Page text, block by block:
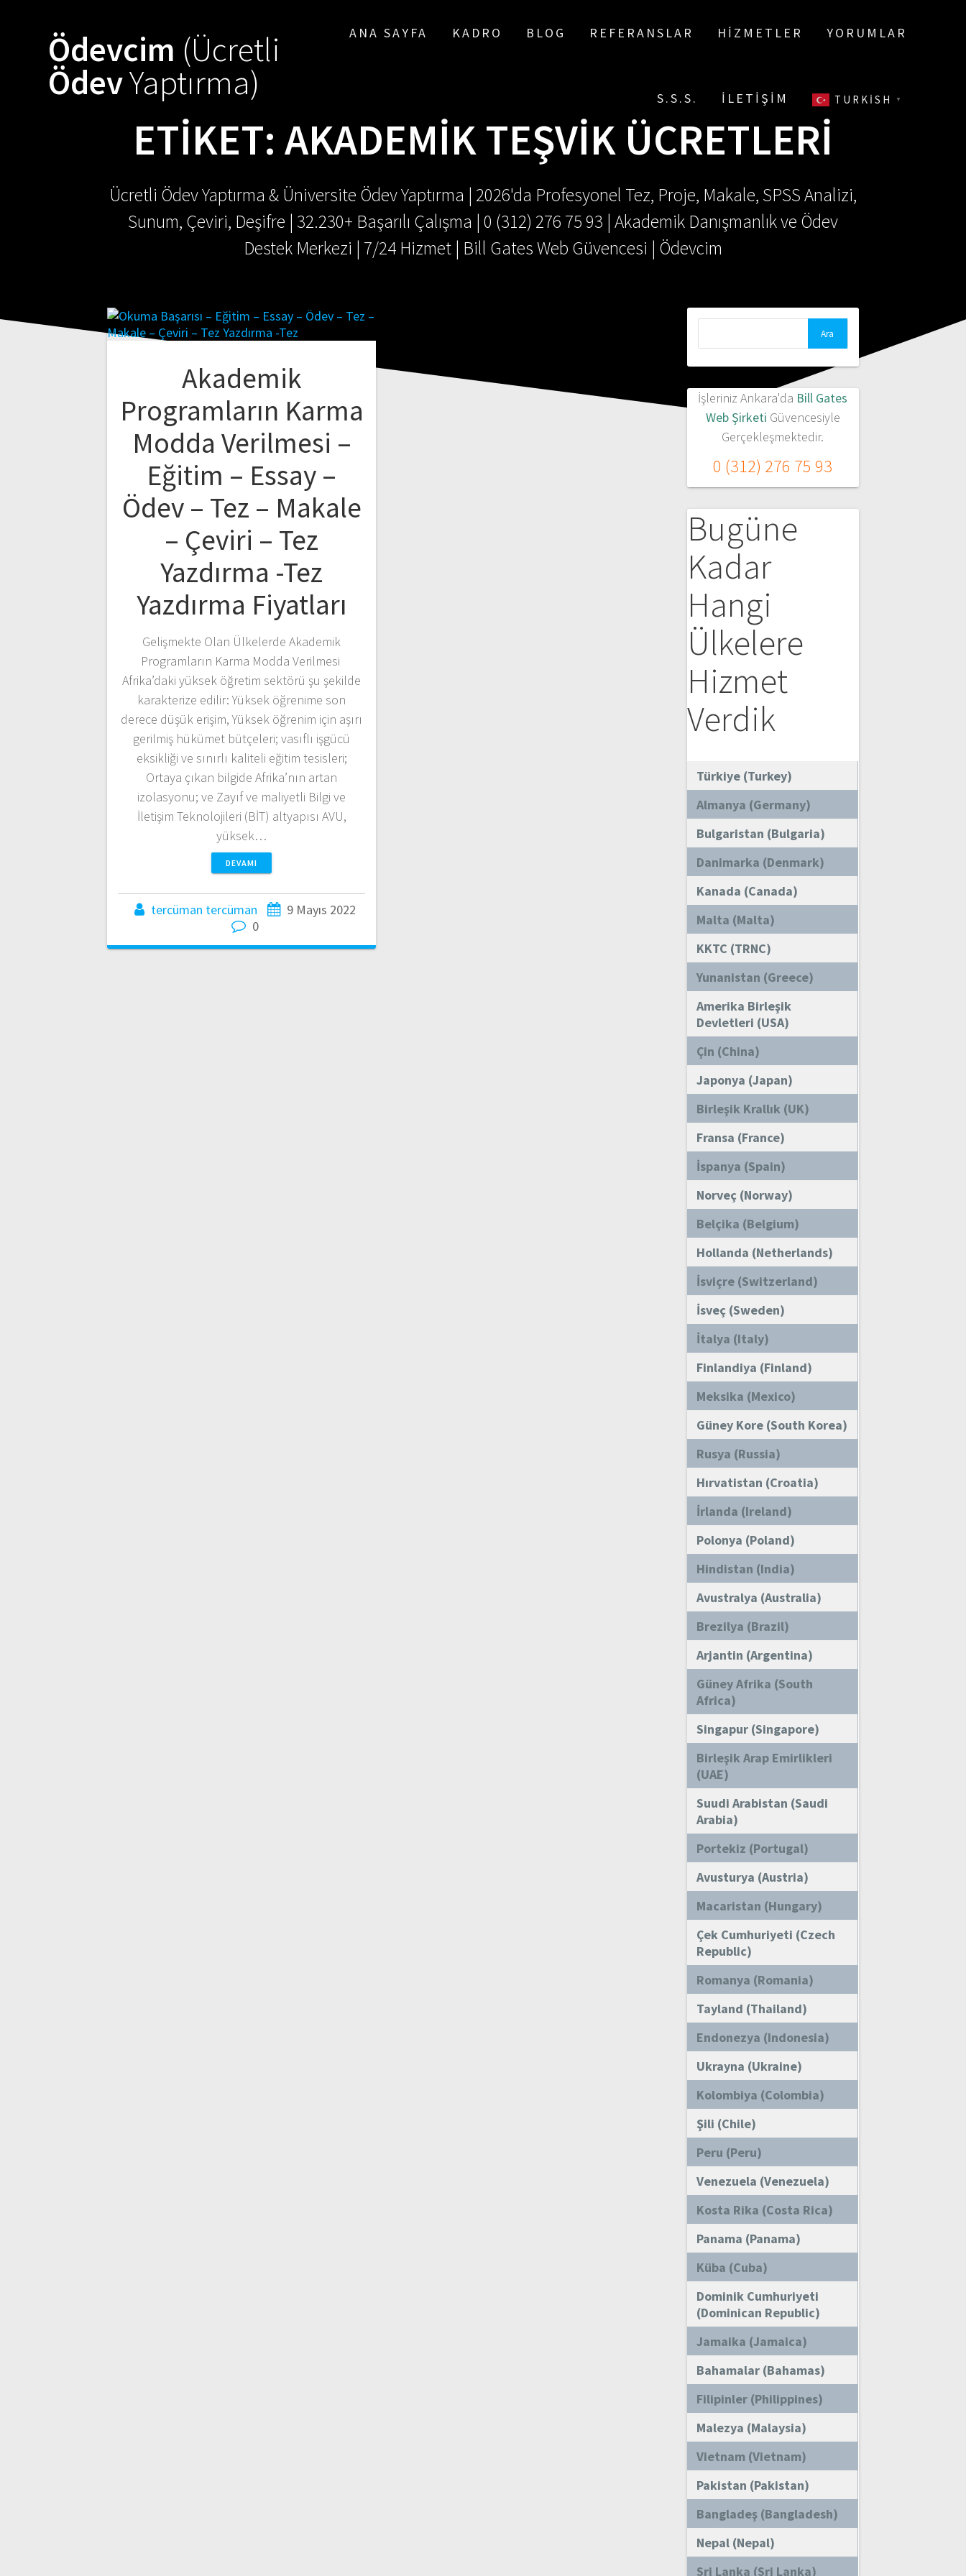
Ödevcim (Ücretli
ÖdevYaptırma)
ANA SAYFA KADRO BLOG REFERANSLAR HIZMETLER YORUMLAR
S.S.S. İLETIŞIM TURKISH ▼
ETIKET: AKADEMIK TEŞVIK ÜCRETLERI
Ücretli Ödev Yaptırma & Üniversite Ödev Yaptırma | 2026'da Profesyonel Tez, Proje, Makale, SPSS Analizi,
Sunum, Çeviri, Deşifre | 32.230+ Başarılı Çalışma | 0 (312) 276 75 93 | Akademik Danışmanlık ve Ödev
Destek Merkezi | 7/24 Hizmet | Bill Gates Web Güvencesi | Ödevcim
Akademik
Programların Karma
Modda Verilmesi –
Eğitim – Essay –
Ödev – Tez – Makale
– Çeviri – Tez
Yazdırma -Tez
Yazdırma Fiyatları
Gelişmekte Olan Ülkelerde Akademik
Programların Karma Modda Verilmesi
Afrika’daki yüksek öğretim sektörü şu şekilde
karakterize edilir: Yüksek öğrenime son
derece düşük erişim, Yüksek öğrenim için aşırı
gerilmiş hükümet bütçeleri; vasıflı işgücü
eksikliği ve sınırlı kaliteli eğitim tesisleri;
Ortaya çıkan bilgide Afrika’nın artan
izolasyonu; ve Zayıf ve maliyetli Bilgi ve
İletişim Teknolojileri (BİT) altyapısı AVU,
yüksek…
DEVAMI
tercüman tercüman
9 Mayıs 2022
0
İşleriniz Ankara'da Bill Gates
Web Şirketi Güvencesiyle
Gerçekleşmektedir.
0 (312) 276 75 93
Bugüne
Kadar
Hangi
Ülkelere
Hizmet
Verdik
Türkiye (Turkey)
Almanya (Germany)
Bulgaristan (Bulgaria)
Danimarka (Denmark)
Kanada (Canada)
Malta (Malta)
KKTC (TRNC)
Yunanistan (Greece)
Amerika Birleşik
Devletleri (USA)
Çin (China)
Japonya (Japan)
Birleşik Krallık (UK)
Fransa (France)
İspanya (Spain)
Norveç (Norway)
Belçika (Belgium)
Hollanda (Netherlands)
İsviçre (Switzerland)
İsveç (Sweden)
İtalya (Italy)
Finlandiya (Finland)
Meksika (Mexico)
Güney Kore (South Korea)
Rusya (Russia)
Hırvatistan (Croatia)
İrlanda (Ireland)
Polonya (Poland)
Hindistan (India)
Avustralya (Australia)
Brezilya (Brazil)
Arjantin (Argentina)
Güney Afrika (South
Africa)
Singapur (Singapore)
Birleşik Arap Emirlikleri
(UAE)
Suudi Arabistan (Saudi
Arabia)
Portekiz (Portugal)
Avusturya (Austria)
Macaristan (Hungary)
Çek Cumhuriyeti (Czech
Republic)
Romanya (Romania)
Tayland (Thailand)
Endonezya (Indonesia)
Ukrayna (Ukraine)
Kolombiya (Colombia)
Şili (Chile)
Peru (Peru)
Venezuela (Venezuela)
Kosta Rika (Costa Rica)
Panama (Panama)
Küba (Cuba)
Dominik Cumhuriyeti
(Dominican Republic)
Jamaika (Jamaica)
Bahamalar (Bahamas)
Filipinler (Philippines)
Malezya (Malaysia)
Vietnam (Vietnam)
Pakistan (Pakistan)
Bangladeş (Bangladesh)
Nepal (Nepal)
Sri Lanka (Sri Lanka)